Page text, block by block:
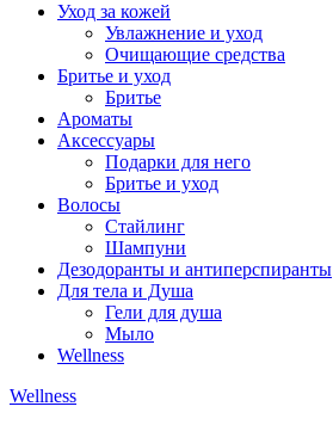
Уход за кожей
Увлажнение и уход
Очищающие средства
Бритье и уход
Бритье
Ароматы
Аксессуары
Подарки для него
Бритье и уход
Волосы
Стайлинг
Шампуни
Дезодоранты и антиперспиранты
Для тела и Душа
Гели для душа
Мыло
Wellness
Wellness